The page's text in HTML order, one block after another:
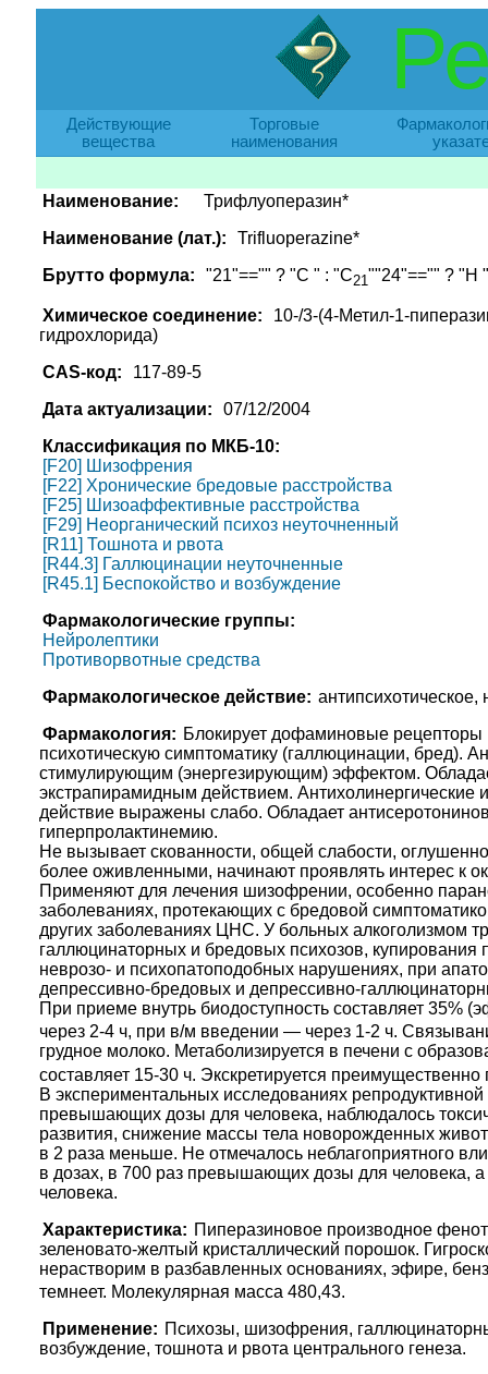
Действующие
вещества
Торговые
наименования
Наименование:
Трифлуоперазин*
Наименование (лат.):
Trifluoperazine*
Брутто формула:
"21"=="" ? "C " : "C21""24"=="" ? "H
Химическое соединение:
10-/3-(4-Метил-1-
гидрохлорида)
CAS-код:
117-89-5
Дата актуализации:
07/12/2004
Классификация по МКБ-10:
[F20] Шизофрения
[F22] Хронические бредовые расстройства
[F25] Шизоаффективные расстройства
[F29] Неорганический психоз неуточненный
[R11] Тошнота и рвота
[R44.3] Галлюцинации неуточненные
[R45.1] Беспокойство и возбуждение
Фармакологические группы:
Нейролептики
Противорвотные средства
Фармакологическое действие: антипсихотическое,
Фармакология: Блокирует дофаминовые
психотическую симптоматику (галлюцинации, бред).
стимулирующим (энергезирующим) эффектом.
экстрапирамидным действием. Антихолинергические
действие выражены слабо. Обладает
гиперпролактинемию.
Не вызывает скованности, общей слабости,
более оживленными, начинают проявлять интерес к
Применяют для лечения шизофрении, особенно
заболеваниях, протекающих с бредовой
других заболеваниях ЦНС. У больных алкоголизмом
галлюцинаторных и бредовых психозов,
неврозо- и психопатоподобных нарушениях, при
депрессивно-бредовых и депрессивно-
При приеме внутрь биодоступность составляет 35%
через 2-4 ч, при в/м введении — через 1-2 ч.
грудное молоко. Метаболизируется в печени с
составляет 15-30 ч. Экскретируется
В экспериментальных исследованиях
превышающих дозы для человека, наблюдалось
развития, снижение массы тела новорожденных
в 2 раза меньше. Не отмечалось неблагоприятного
в дозах, в 700 раз превышающих дозы для человека,
человека.
Характеристика: Пиперазиновое производное
зеленовато-желтый кристаллический порошок.
нерастворим в разбавленных основаниях, эфире,
темнеет. Молекулярная масса 480,43.
Применение: Психозы, шизофрения,
возбуждение, тошнота и рвота центрального генеза.